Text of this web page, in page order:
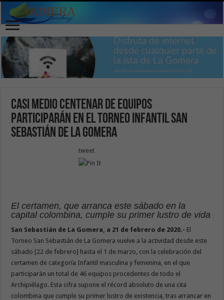
Casi medio centenar de equipos
participarán en el Torneo Infantil San
Sebastián de La Gomera
tweet
El certamen, que arranca este sábado en la
capital colombina, cumple su primer lustro de vida
San Sebastián de La Gomera, a 21 de febrero de 2020.- El
Torneo San Sebastián de La Gomera vuelve a la actividad desde este
sábado [22 de febrero] hasta el 1 de marzo, con la celebración del
certamen de categoría Infantil masculina y femenina, en el que
participarán un total de 46 equipos procedentes de todo el
Archipiélago. Esta cifra supone el récord absoluto de una cita
colombina que cumple su primer lustro de existencia, tras arrancar en